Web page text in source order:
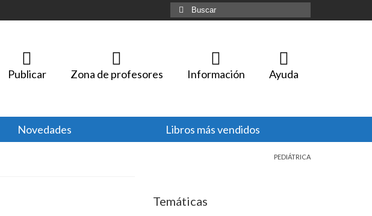
Buscar
por:
Publicar Zona de profesores Información Ayuda
Novedades Libros más vendidos
PEDIÁTRICA
Temáticas